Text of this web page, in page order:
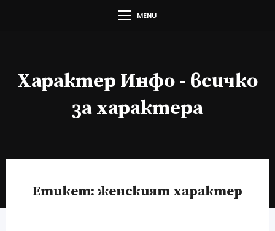
MENU
Характер Инфо - всичко
за характера
Етикет: женският характер